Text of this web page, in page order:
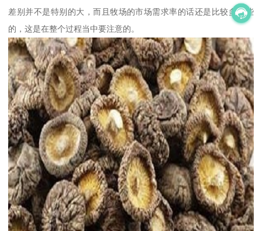
差别并不是特别的大，而且牧场的市场需求率的话还是比较多一些
的，这是在整个过程当中要注意的。